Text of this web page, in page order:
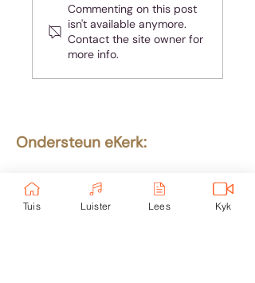
dalk beide?
Commenting on this post
isn't available anymore.
Contact the site owner for
more info.
Ondersteun eKerk:
ABSA Bank
Takkode: 632005
Tuis Luister Lees Kyk